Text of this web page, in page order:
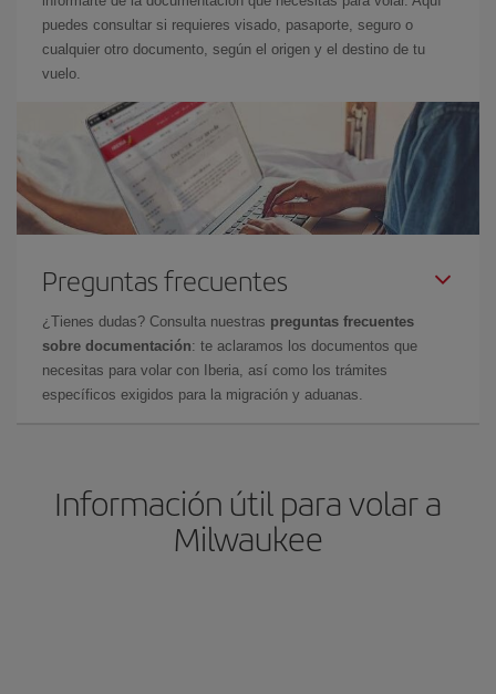
puedes consultar si requieres visado, pasaporte, seguro o
cualquier otro documento, según el origen y el destino de tu
vuelo.
Preguntas frecuentes
¿Tienes dudas? Consulta nuestras preguntas frecuentes
sobre documentación: te aclaramos los documentos que
necesitas para volar con Iberia, así como los trámites
específicos exigidos para la migración y aduanas.
Información útil para volar a
Milwaukee